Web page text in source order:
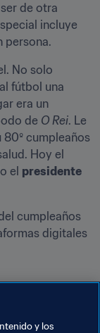
de otra
incluye
persona.
No solo
fútbol una
era un
de O Rei. Le
80º cumpleaños
Hoy el
el presidente
cumpleaños
digitales
y los